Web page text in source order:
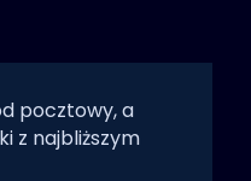
pocztowy, a
z najbliższym